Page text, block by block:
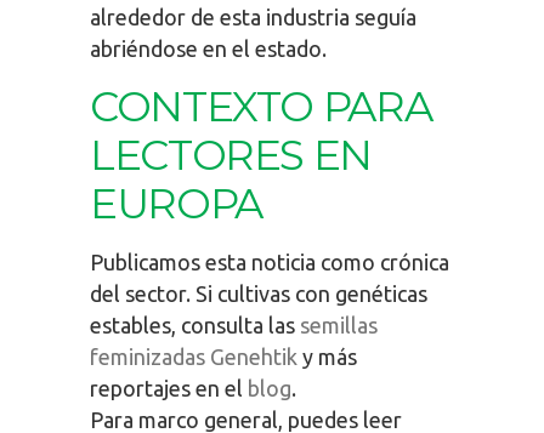
alrededor de esta industria seguía
abriéndose en el estado.
CONTEXTO PARA
LECTORES EN
EUROPA
Publicamos esta noticia como crónica
del sector. Si cultivas con genéticas
estables, consulta las semillas
feminizadas Genehtik y más
reportajes en el blog.
Para marco general, puedes leer